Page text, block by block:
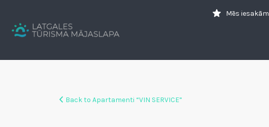
Mēs iesakām
Back to Apartamenti “VIN SERVICE”